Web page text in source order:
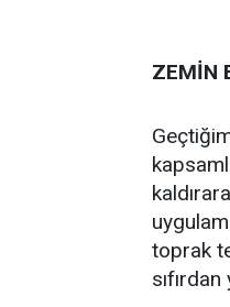
ZEMİN
toprak